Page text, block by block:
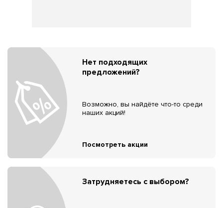
Нет подходящих
предложений?
Возможно, вы найдёте что-то среди
наших акций!
Посмотреть акции
Затрудняетесь с выбором?